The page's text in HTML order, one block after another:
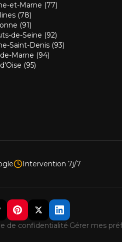
et-Marne (77)
(78)
(91)
de-Seine (92)
Saint-Denis (93)
Marne (94)
(95)
Intervention 7j/7
de confidentialité·Gérer mes